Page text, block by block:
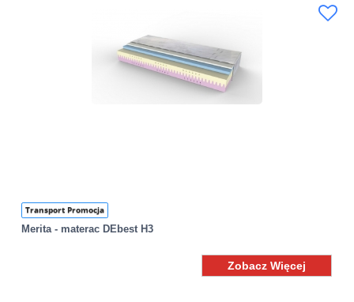
Transport Promocja
Merita - materac DEbest H3
Zobacz Więcej